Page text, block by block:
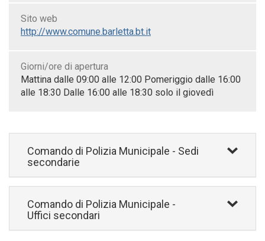
Sito web
http://www.comune.barletta.bt.it
Giorni/ore di apertura
Mattina dalle 09:00 alle 12:00 Pomeriggio dalle 16:00
alle 18:30 Dalle 16:00 alle 18:30 solo il giovedì
Comando di Polizia Municipale - Sedi
secondarie
Comando di Polizia Municipale -
Uffici secondari